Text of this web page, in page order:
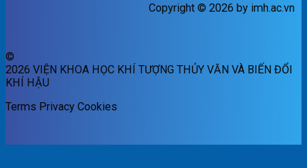
Copyright © 2026 by imh.ac.vn
©
2026 VIỆN KHOA HỌC KHÍ TƯỢNG THỦY VĂN VÀ BIẾN ĐỔI
KHÍ HẬU
Terms Privacy Cookies